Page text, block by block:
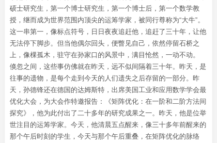
硕士研究生，第一个博士研究生，第一个博士后，第一个数学教
授，继而成为世界范围内顶尖的运筹学家，被同行尊称为“大牛”。
这一串第一，像标点符号，日日夜夜追赶他，追赶了三十年，让他
无法停下脚步。但当他偶尔回头，便瞥见自己，依然停留石桥之
上，像棵孤木，驻守在孙家口的风景中，满目怆然，一动不动。
倏忽之间，这些事仿佛就在昨天，远不似间隔着三十年。昨天，是
往事的遗物，是每个走到今天的人们遗失之后存留的一部分。昨
天，孙德锋还在德国的达姆斯特，出席美国工业和应用数学学会最
优化大会，为大会作特邀报告：《矩阵优化：在一阶和二阶方法间
探究》，他为此付出了二十多年的研究成果之一。昨天，他是位举
世注目的运筹学家。今天，他清晨五点醒来，像三十多年前醒来的
那个午后时刻的学生，今天与那个午后重叠，在矩阵优化的脉络